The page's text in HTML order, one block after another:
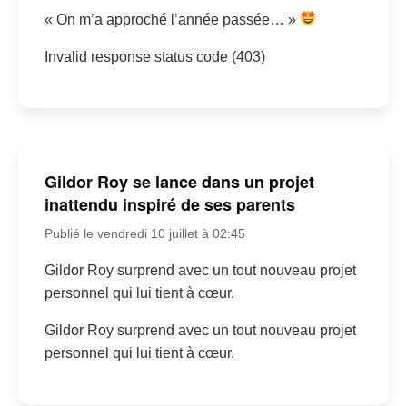
« On m’a approché l’année passée… »
Invalid response status code (403)
Gildor Roy se lance dans un projet
inattendu inspiré de ses parents
Publié le vendredi 10 juillet à 02:45
Gildor Roy surprend avec un tout nouveau projet
personnel qui lui tient à cœur.
Gildor Roy surprend avec un tout nouveau projet
personnel qui lui tient à cœur.